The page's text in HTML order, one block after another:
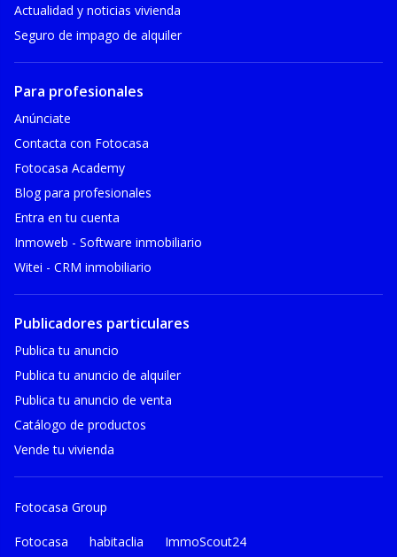
Actualidad y noticias vivienda
Seguro de impago de alquiler
Para profesionales
Anúnciate
Contacta con Fotocasa
Fotocasa Academy
Blog para profesionales
Entra en tu cuenta
Inmoweb - Software inmobiliario
Witei - CRM inmobiliario
Publicadores particulares
Publica tu anuncio
Publica tu anuncio de alquiler
Publica tu anuncio de venta
Catálogo de productos
Vende tu vivienda
Fotocasa Group
Fotocasa habitaclia ImmoScout24